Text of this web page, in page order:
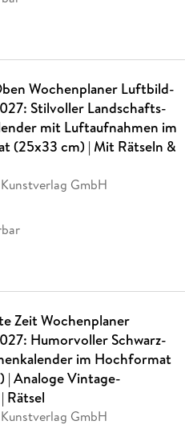
Wochenplaner Luftbild-
Stilvoller Landschafts-
mit Luftaufnahmen im
(25x33 cm) | Mit Rätseln &
GmbH
Zeit Wochenplaner
Humorvoller Schwarz-
im Hochformat
| Analoge Vintage-
Rätsel
GmbH